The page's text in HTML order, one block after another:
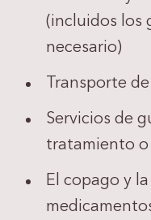
(incluidos los
necesario)
Transporte
Servicios de
tratamiento o
El copago y